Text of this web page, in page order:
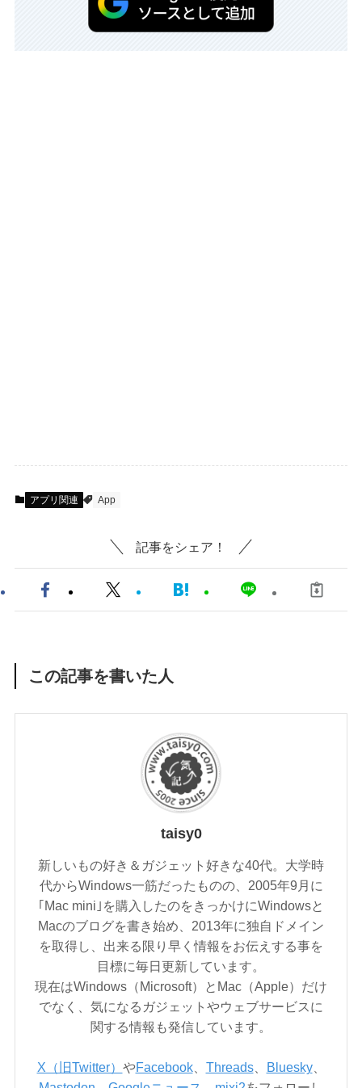
アプリ関連 App
記事をシェア！
この記事を書いた人
taisy0
新しいもの好き＆ガジェット好きな40代。大学時
代からWindows一筋だったものの、2005年9月に
｢Mac mini｣を購入したのをきっかけにWindowsと
Macのブログを書き始め、2013年に独自ドメイン
を取得し、出来る限り早く情報をお伝えする事を
目標に毎日更新しています。
現在はWindows（Microsoft）とMac（Apple）だけ
でなく、気になるガジェットやウェブサービスに
関する情報も発信しています。
X（旧Twitter） やFacebook、 Threads、 Bluesky、